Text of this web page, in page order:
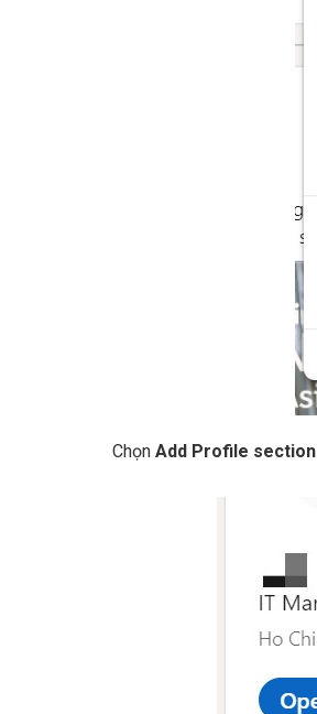
Chọn Add Profile section